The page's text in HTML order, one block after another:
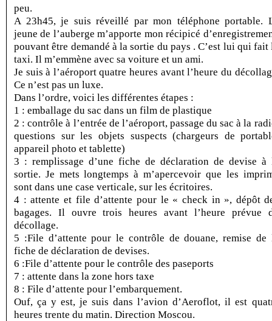
peu.
A 23h45, je suis réveillé par mon téléphone portable.
jeune de l’auberge m’apporte mon récipicé
pouvant être demandé à la sortie du pays . C’est lui qui fait
taxi. Il m’emmène avec sa voiture et un ami.
Je suis à l’aéroport quatre heures avant l’heure du
Ce n’est pas un luxe.
Dans l’ordre, voici les différentes étapes :
1 : emballage du sac dans un film de plastique
2 : contrôle à l’entrée de l’aéroport, passage du sac à la
questions sur les objets suspects (chargeurs de
appareil photo et tablette)
3 : remplissage d’une fiche de déclaration de devise à
sortie. Je mets longtemps à m’apercevoir que les
sont dans une case verticale, sur les écritoires.
4 : attente et file d’attente pour le « check in », dépôt
bagages. Il ouvre trois heures avant l’heure prévue
décollage.
5 :File d’attente pour le contrôle de douane, remise de
fiche de déclaration de devises.
6 :File d’attente pour le contrôle des paseports
7 : attente dans la zone hors taxe
8 : File d’attente pour l’embarquement.
Ouf, ça y est, je suis dans l’avion d’Aeroflot, il est
heures trente du matin. Direction Moscou.